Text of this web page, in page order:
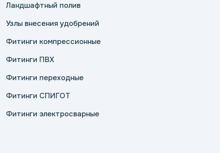
Ландшафтный полив
Узлы внесения удобрений
Фитинги компрессионные
Фитинги ПВХ
Фитинги переходные
Фитинги СПИГОТ
Фитинги электросварные